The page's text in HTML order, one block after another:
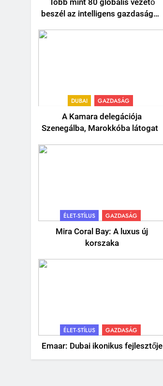
Több mint 80 globális vezető
beszél az intelligens gazdaságok
DUBAI GAZDASÁG
A Kamara delegációja
Szenegálba, Marokkóba látogat
ÉLET-STÍLUS GAZDASÁG
Mira Coral Bay: A luxus új
korszaka
ÉLET-STÍLUS GAZDASÁG
Emaar: Dubai ikonikus fejlesztője